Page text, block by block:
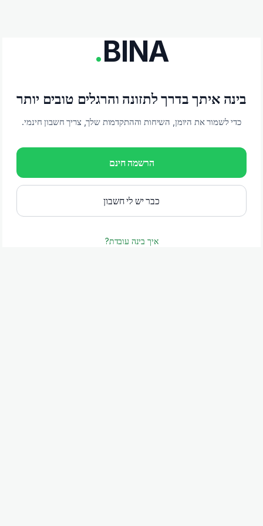
BINA
.
בינה איתך בדרך לתזונה והרגלים טובים יותר
כדי לשמור את היומן, השיחות וההתקדמות שלך, צריך חשבון חינמי.
הרשמה חינם
כבר יש לי חשבון
איך בינה עובדת?